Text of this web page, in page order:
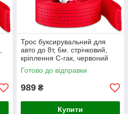
Трос буксирувальний для
авто до 8т, 6м. стрічковий,
кріплення С-гак, червоний
Molder MA21806
Готово до відправки
989 ₴
Купити